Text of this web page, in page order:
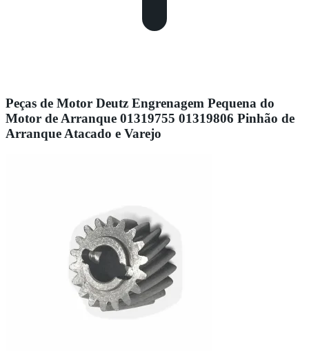
Peças de Motor Deutz Engrenagem Pequena do
Motor de Arranque 01319755 01319806 Pinhão de
Arranque Atacado e Varejo